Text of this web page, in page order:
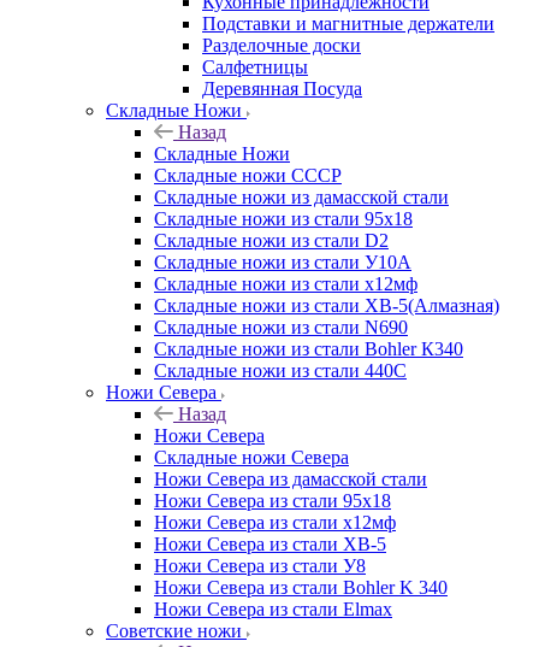
Подставки и магнитные держатели
Разделочные доски
Салфетницы
Деревянная Посуда
Складные Ножи
Назад
Складные Ножи
Cкладные ножи СССР
Складные ножи из дамасской стали
Складные ножи из стали 95х18
Складные ножи из стали D2
Складные ножи из стали У10А
Складные ножи из стали х12мф
Складные ножи из стали ХВ-5(Алмазная)
Складные ножи из стали N690
Складные ножи из стали Bohler К340
Складные ножи из стали 440С
Ножи Севера
Назад
Ножи Севера
Складные ножи Севера
Ножи Севера из дамасской стали
Ножи Севера из стали 95х18
Ножи Севера из стали х12мф
Ножи Севера из стали ХВ-5
Ножи Севера из стали У8
Ножи Севера из стали Bohler K 340
Ножи Севера из стали Elmax
Советские ножи